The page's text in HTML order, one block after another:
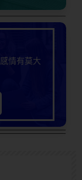
情有莫大